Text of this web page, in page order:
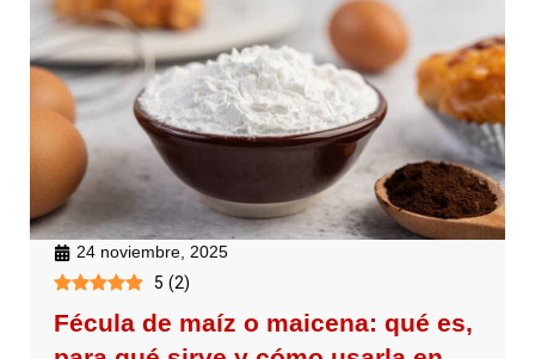
24 noviembre, 2025
5 (2)
Fécula de maíz o maicena: qué es,